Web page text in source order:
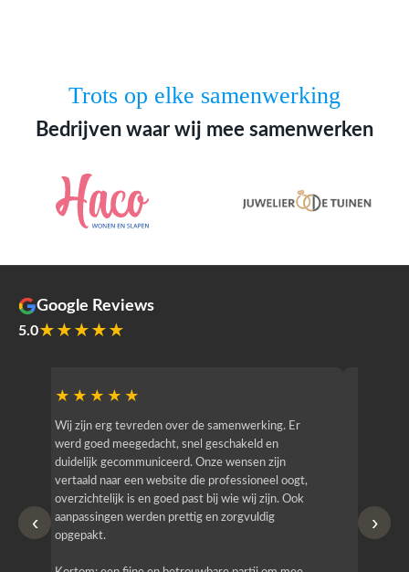
Trots op elke samenwerking
Bedrijven waar wij mee samenwerken
Google Reviews
5.0★★★★★
‹
★★★★★
Wij zijn erg tevreden over de samenwerking. Er
werd goed meegedacht, snel geschakeld en
duidelijk gecommuniceerd. Onze wensen zijn
vertaald naar een website die professioneel oogt,
overzichtelijk is en goed past bij wie wij zijn. Ook
aanpassingen werden prettig en zorgvuldig
opgepakt.
›